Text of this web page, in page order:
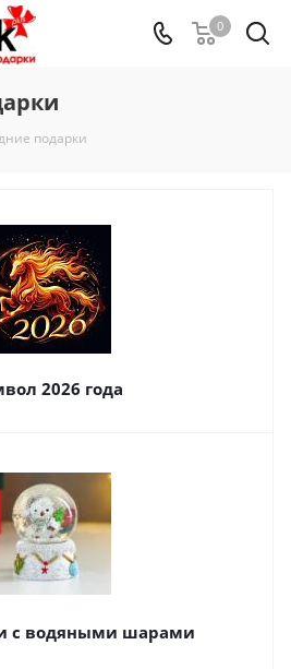
0
подарки
2026 года
с водяными шарами